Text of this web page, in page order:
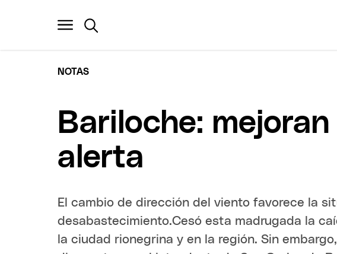
NOTAS
Bariloche:
alerta
El cambio de dirección del viento favorece la
desabastecimiento.Cesó esta madrugada la
la ciudad rionegrina y en la región. Sin